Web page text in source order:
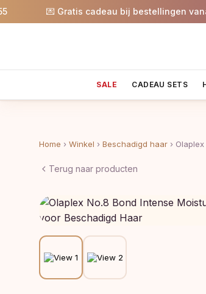
💌 Gratis cadeau bij bestellingen vanaf
SALE CADEAU SETS
Home › Winkel › Beschadigd haar ›
Terug naar producten